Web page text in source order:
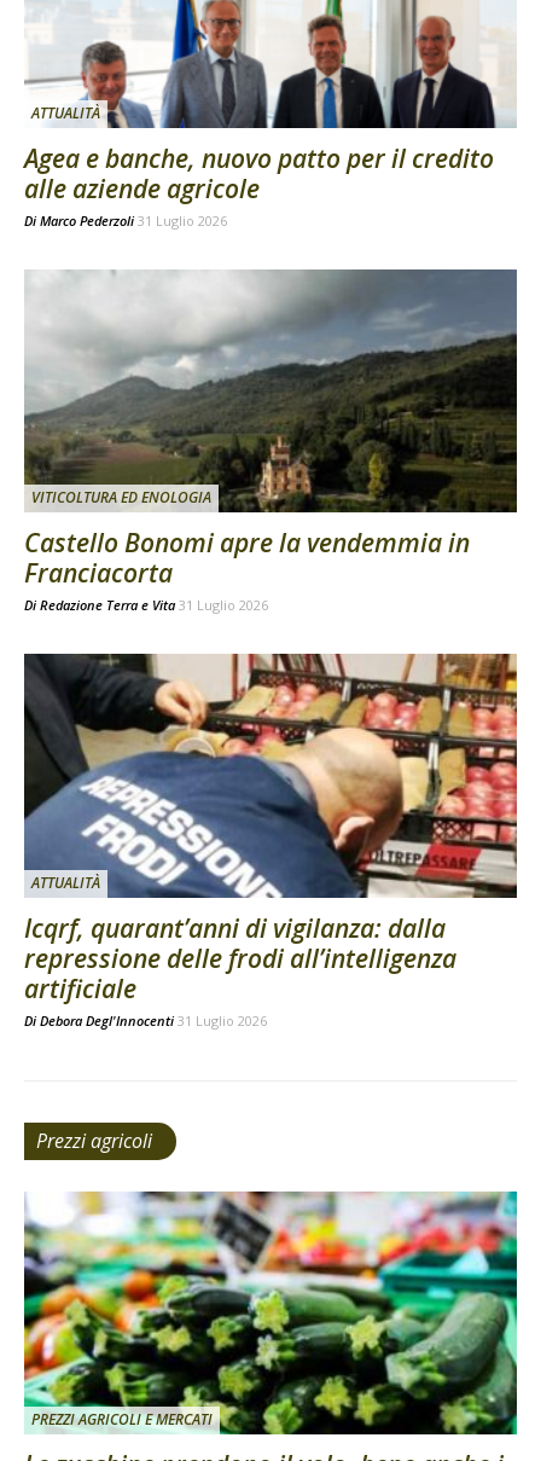
ATTUALITÀ
Agea e banche, nuovo patto per il credito
alle aziende agricole
Di Marco Pederzoli 31 Luglio 2026
VITICOLTURA ED ENOLOGIA
Castello Bonomi apre la vendemmia in
Franciacorta
Di Redazione Terra e Vita 31 Luglio 2026
ATTUALITÀ
Icqrf, quarant’anni di vigilanza: dalla
repressione delle frodi all’intelligenza
artificiale
Di Debora Degl'Innocenti 31 Luglio 2026
Prezzi agricoli
PREZZI AGRICOLI E MERCATI